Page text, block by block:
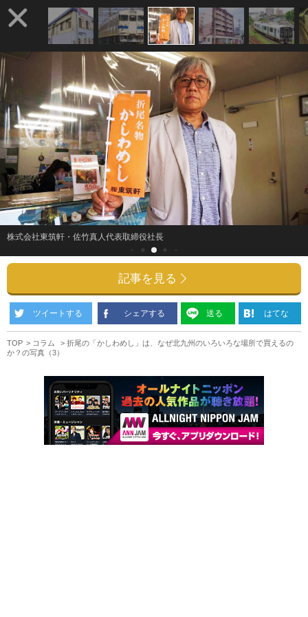
株式会社東筑軒・佐竹真人代表取締役社長
記事を見る
ツイートする シェアする 送る はてな
TOP コラム
折尾の「かしわめし」は、なぜ北九州のいろいろな場所で買えるの
か？の写真（3）